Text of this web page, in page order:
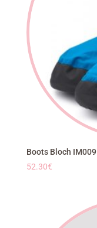
Boots Bloch IM009
52.30€